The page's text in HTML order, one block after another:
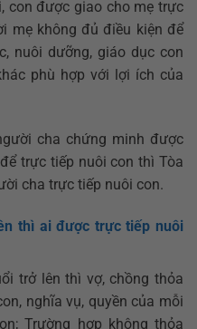
con được giao cho mẹ trực
mẹ không đủ điều kiện để
nuôi dưỡng, giáo dục con
phù hợp với lợi ích của
cha chứng minh được
trực tiếp nuôi con thì Tòa
cha trực tiếp nuôi con.
thì ai được trực tiếp nuôi
trở lên thì vợ, chồng thỏa
nghĩa vụ, quyền của mỗi
Trường hợp không thỏa